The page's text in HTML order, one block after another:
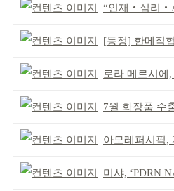
“인재‧심리
[동정] 한메직협,
로라 메르시에, 30
7월 화장품 수
아모레퍼시픽,
미샤, ‘PDRN